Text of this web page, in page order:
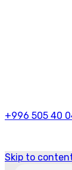
+996 505 40
Skip to